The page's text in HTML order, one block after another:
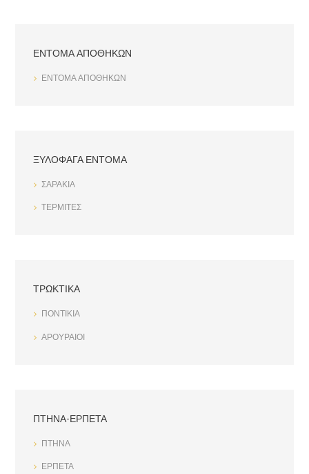
ΕΝΤΟΜΑ ΑΠΟΘΗΚΩΝ
ΕΝΤΟΜΑ ΑΠΟΘΗΚΩΝ
ΞΥΛΟΦΑΓΑ ΕΝΤΟΜΑ
ΣΑΡΑΚΙΑ
ΤΕΡΜΙΤΕΣ
ΤΡΩΚΤΙΚΑ
ΠΟΝΤΙΚΙΑ
ΑΡΟΥΡΑΙΟΙ
ΠΤΗΝΑ-ΕΡΠΕΤΑ
ΠΤΗΝΑ
ΕΡΠΕΤΑ